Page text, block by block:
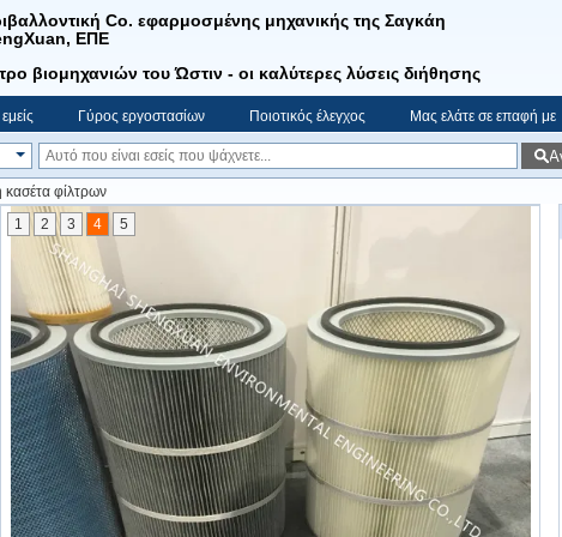
Co. εφαρμοσμένης μηχανικής της Σαγκάη
ΕΠΕ
βιομηχανιών του Ώστιν - οι καλύτερες λύσεις διήθησης
Γύρος εργοστασίων Ποιοτικός έλεγχος Μας ελάτε σε επαφή με
φίλτρων
1 2 3 4 5